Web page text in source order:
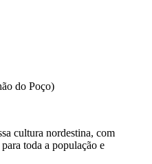
do Poço)
cultura nordestina, com
toda a população e